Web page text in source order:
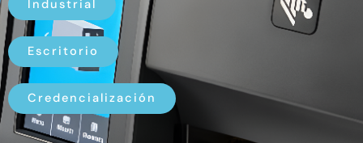
Industrial
Escritorio
Credencialización